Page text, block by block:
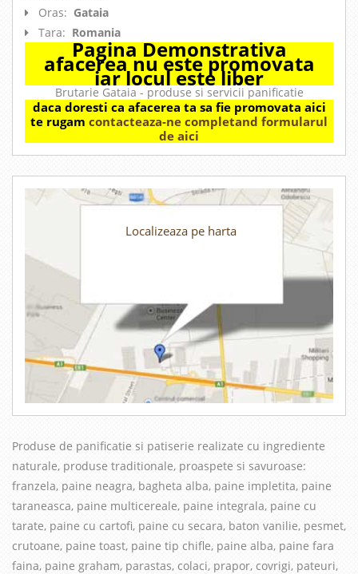
Oras: Gataia
Tara: Romania
Pagina Demonstrativa
afacerea nu este promovata
iar locul este liber
Brutarie Gataia - produse si servicii panificatie
daca doresti ca afacerea ta sa fie promovata aici
te rugam contacteaza-ne completand formularul
de aici
Localizeaza pe harta
Produse de panificatie si patiserie realizate cu ingrediente
naturale, produse traditionale, proaspete si savuroase:
franzela, paine neagra, bagheta alba, paine impletita, paine
taraneasca, paine multicereale, paine integrala, paine cu
tarate, paine cu cartofi, paine cu secara, baton vanilie, pesmet,
crutoane, paine toast, paine tip chifle, paine alba, paine fara
faina, paine graham, parastas, colaci, prapor, covrigi, pateuri,